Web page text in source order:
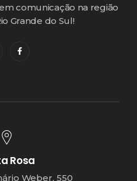
comunicação na região
Grande do Sul!
Rosa
Weber, 550